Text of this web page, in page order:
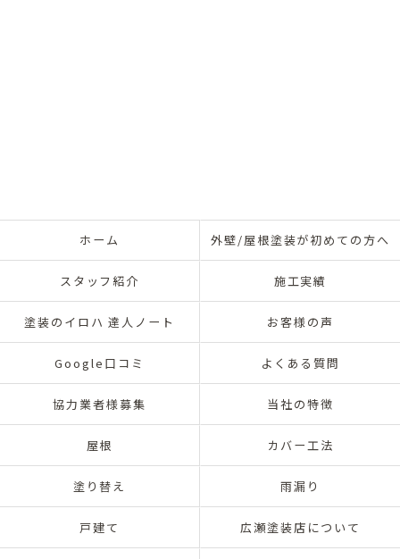
ホーム 外壁/屋根塗装が初めての方へ
スタッフ紹介 施工実績
塗装のイロハ 達人ノート お客様の声
Google口コミ よくある質問
協力業者様募集 当社の特徴
屋根 カバー工法
塗り替え 雨漏り
戸建て 広瀬塗装店について